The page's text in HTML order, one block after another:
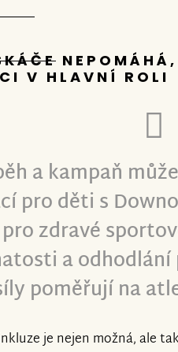
V HLAVNÍ ROLI
a kampaň
pro děti s
zdravé
a
poměřují na
je nejen možná, ale